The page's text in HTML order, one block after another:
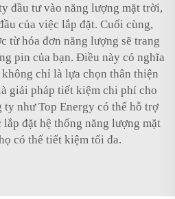
đầu tư vào năng lượng mặt trời,
của việc lắp đặt. Cuối cùng,
từ hóa đơn năng lượng sẽ trang
pin của bạn. Điều này có nghĩa
chỉ là lựa chọn thân thiện
giải pháp tiết kiệm chi phí cho
ty như Top Energy có thể hỗ trợ
đặt hệ thống năng lượng mặt
có thể tiết kiệm tối đa.